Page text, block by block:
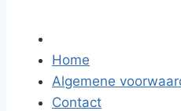
Home
Algemene
Contact